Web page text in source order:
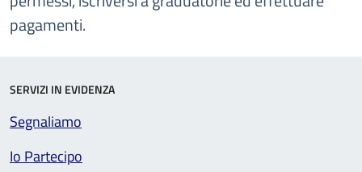
pagamenti.
SERVIZI IN EVIDENZA
Segnaliamo
Io Partecipo